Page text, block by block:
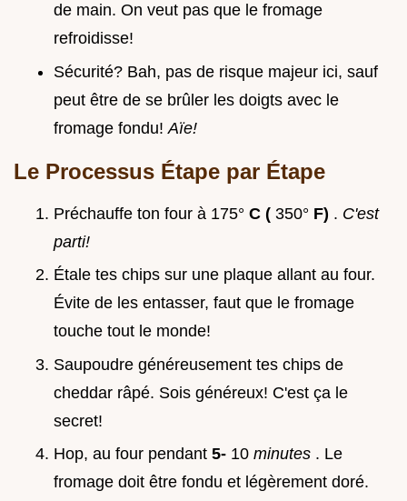
de main. On veut pas que le fromage
refroidisse!
Sécurité? Bah, pas de risque majeur ici, sauf
peut être de se brûler les doigts avec le
fromage fondu! Aïe!
Le Processus Étape par Étape
Préchauffe ton four à 175° C ( 350° F) . C'est
parti!
Étale tes chips sur une plaque allant au four.
Évite de les entasser, faut que le fromage
touche tout le monde!
Saupoudre généreusement tes chips de
cheddar râpé. Sois généreux! C'est ça le
secret!
Hop, au four pendant 5- 10 minutes . Le
fromage doit être fondu et légèrement doré.